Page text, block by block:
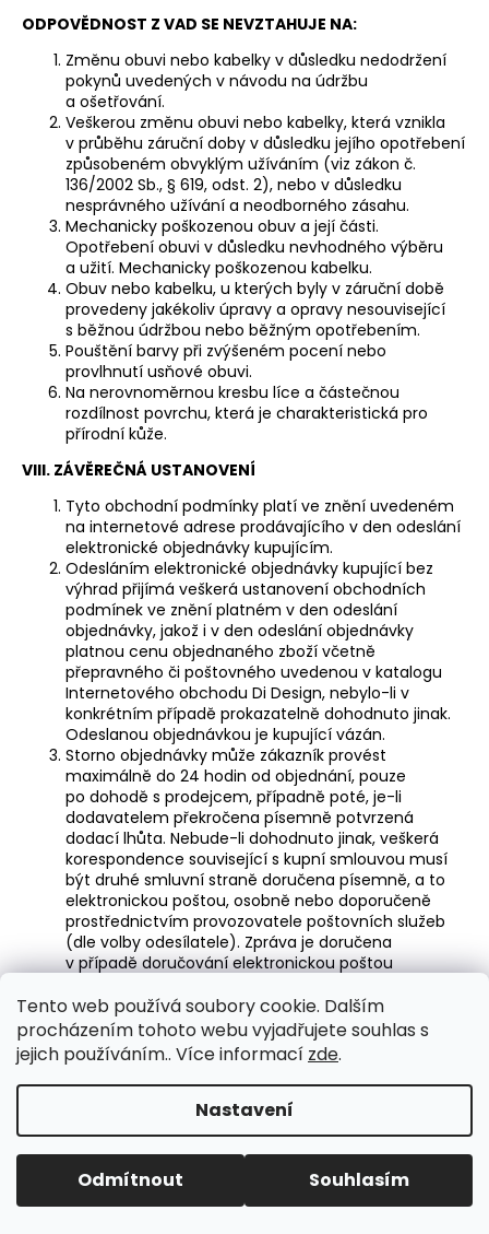
Tento web používá soubory cookie. Dalším
procházením tohoto webu vyjadřujete souhlas s
jejich používáním.. Více informací zde.
Nastavení
Odmítnout Souhlasím
ODPOVĚDNOST Z VAD SE NEVZTAHUJE NA:
Změnu obuvi nebo kabelky v důsledku nedodržení
pokynů uvedených v návodu na údržbu
a ošetřování.
Veškerou změnu obuvi nebo kabelky, která vznikla
v průběhu záruční doby v důsledku jejího opotřebení
způsobeném obvyklým užíváním (viz zákon č.
136/2002 Sb., § 619, odst. 2), nebo v důsledku
nesprávného užívání a neodborného zásahu.
Mechanicky poškozenou obuv a její části.
Opotřebení obuvi v důsledku nevhodného výběru
a užití. Mechanicky poškozenou kabelku.
Obuv nebo kabelku, u kterých byly v záruční době
provedeny jakékoliv úpravy a opravy nesouvisející
s běžnou údržbou nebo běžným opotřebením.
Pouštění barvy při zvýšeném pocení nebo
provlhnutí usňové obuvi.
Na nerovnoměrnou kresbu líce a částečnou
rozdílnost povrchu, která je charakteristická pro
přírodní kůže.
VIII. ZÁVĚREČNÁ USTANOVENÍ
Tyto obchodní podmínky platí ve znění uvedeném
na internetové adrese prodávajícího v den odeslání
elektronické objednávky kupujícím.
Odesláním elektronické objednávky kupující bez
výhrad přijímá veškerá ustanovení obchodních
podmínek ve znění platném v den odeslání
objednávky, jakož i v den odeslání objednávky
platnou cenu objednaného zboží včetně
přepravného či poštovného uvedenou v katalogu
Internetového obchodu Di Design, nebylo-li v
konkrétním případě prokazatelně dohodnuto jinak.
Odeslanou objednávkou je kupující vázán.
Storno objednávky může zákazník provést
maximálně do 24 hodin od objednání, pouze
po dohodě s prodejcem, případně poté, je-li
dodavatelem překročena písemně potvrzená
dodací lhůta. Nebude-li dohodnuto jinak, veškerá
korespondence související s kupní smlouvou musí
být druhé smluvní straně doručena písemně, a to
elektronickou poštou, osobně nebo doporučeně
prostřednictvím provozovatele poštovních služeb
(dle volby odesílatele). Zpráva je doručena
v případě doručování elektronickou poštou
v případě doručování osobně či prostřednictvím
provozovatele poštovních služeb převzetím zásilky
adresátem; v případě doručování osobně či
prostřednictvím provozovatele poštovních služeb
též odepřením přijetí zásilky, odepře-li adresát
zásilku převzít; v případě doručování
uplynutím lhůty 5 dnů od uložení zásilky a dání
výzvy adresátovi k převzetí uložené zásilky, a to i v
případě, že se adresát o uložení nedozvěděl.
Je – li některé ustanovení obchodních podmínek